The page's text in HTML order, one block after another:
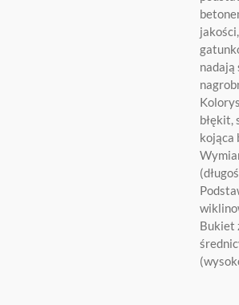
nadają
błękit,
kojąca
Bukiet